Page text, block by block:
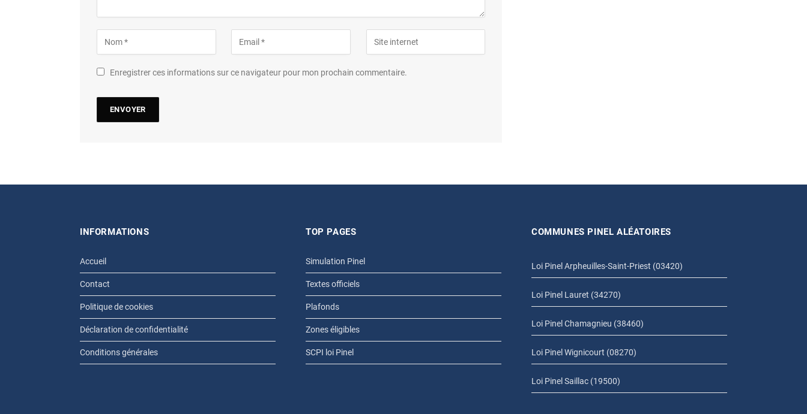
Enregistrer ces informations sur ce navigateur pour mon prochain commentaire.
INFORMATIONS
Accueil
Contact
Politique de cookies
Déclaration de confidentialité
Conditions générales
TOP PAGES
Simulation Pinel
Textes officiels
Plafonds
Zones éligibles
SCPI loi Pinel
COMMUNES PINEL ALÉATOIRES
Loi Pinel Arpheuilles-Saint-Priest (03420)
Loi Pinel Lauret (34270)
Loi Pinel Chamagnieu (38460)
Loi Pinel Wignicourt (08270)
Loi Pinel Saillac (19500)